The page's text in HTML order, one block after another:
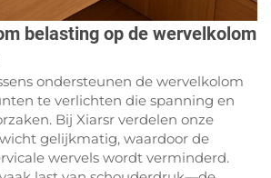
belasting op de wervelkolom
ondersteunen de wervelkolom
te verlichten die spanning en
Bij Xiarsr verdelen onze
gelijkmatig, waardoor de
wervels wordt verminderd.